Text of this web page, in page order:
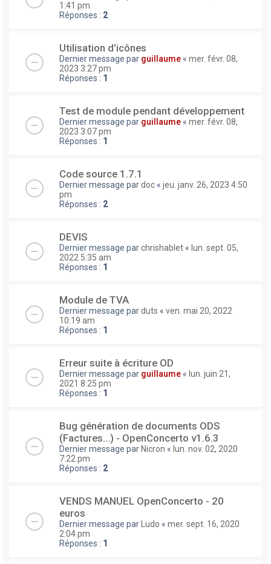
1:41 pm
Réponses : 2
Utilisation d'icônes
Dernier message par guillaume « mer. févr. 08,
2023 3:27 pm
Réponses : 1
Test de module pendant développement
Dernier message par guillaume « mer. févr. 08,
2023 3:07 pm
Réponses : 1
Code source 1.7.1
Dernier message pardoc « jeu. janv. 26, 2023 4:50
pm
Réponses : 2
DEVIS
Dernier message parchrishablet « lun. sept. 05,
2022 5:35 am
Réponses : 1
Module de TVA
Dernier message parduts « ven. mai 20, 2022
10:19 am
Réponses : 1
Erreur suite à écriture OD
Dernier message par guillaume « lun. juin 21,
2021 8:25 pm
Réponses : 1
Bug génération de documents ODS
(Factures...) - OpenConcerto v1.6.3
Dernier message parNicron « lun. nov. 02, 2020
7:22 pm
Réponses : 2
VENDS MANUEL OpenConcerto - 20
euros
Dernier message parLudo « mer. sept. 16, 2020
2:04 pm
Réponses : 1